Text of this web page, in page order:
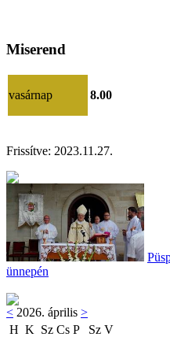
Miserend
vasárnap 8.00
Frissítve: 2023.11.27.
ünnepén
< 2026. április >
H K Sz Cs P Sz V